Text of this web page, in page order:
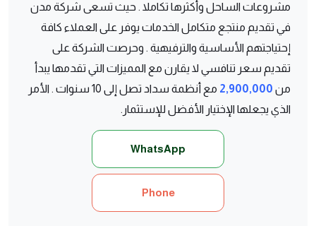
مشروعات الساحل وأكثرها تكاملا . حيث تسعى شركة مدن
في تقديم منتجع متكامل الخدمات يوفر على العملاء كافة
إحتياجتهم الأساسية والترفيهية . وحرصت الشركة على
تقديم سعر تنافسي لا يقارن مع المميزات التي تقدمها يبدأ
من 2,900,000
مع أنظمة سداد تصل إلى 10 سنوات . الأمر
الذي يجعلها الإختيار الأفضل للإستثمار.
WhatsApp
Phone